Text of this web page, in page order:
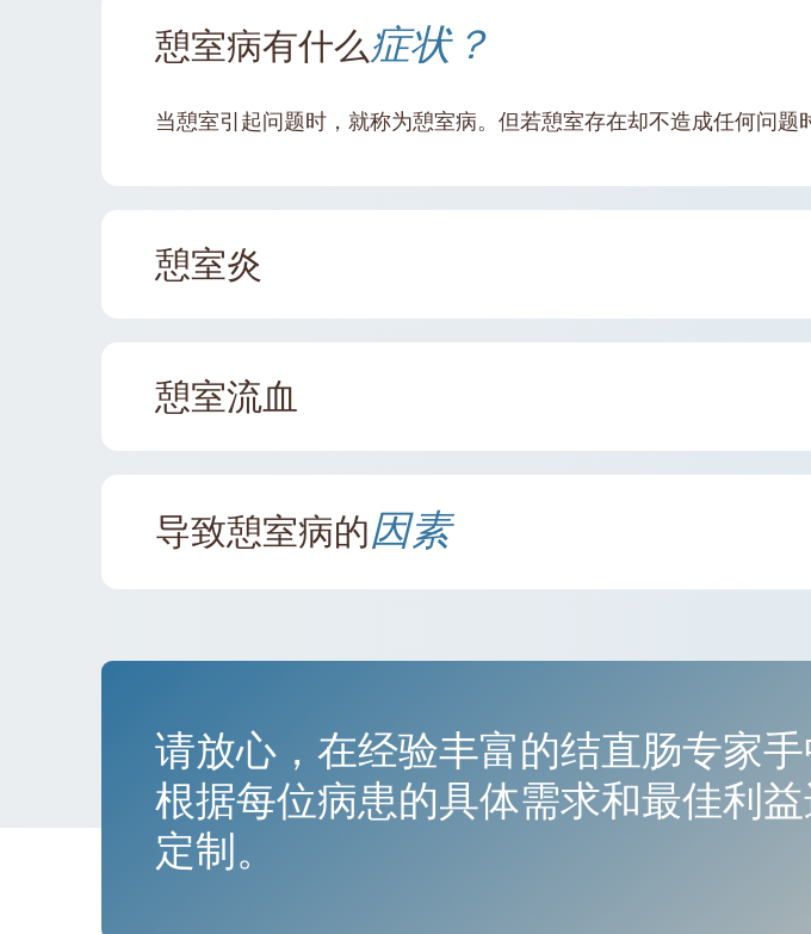
憩室病有什么症状？
当憩室引起问题时，就称为憩室病。但若憩室存在却不造成任何问题
憩室炎
憩室流血
导致憩室病的因素
请放心，在经验丰富的结直肠专家
根据每位病患的具体需求和最佳利
定制。